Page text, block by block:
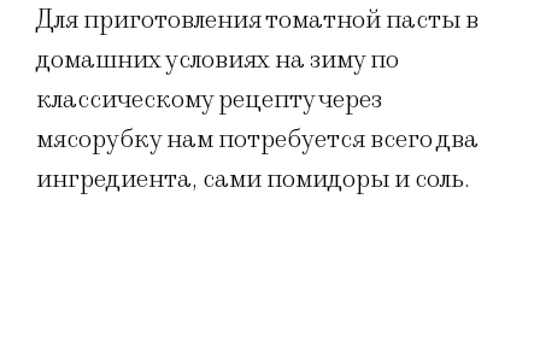
Для приготовления томатной пасты в
домашних условиях на зиму по
классическому рецепту через
мясорубку нам потребуется всего два
ингредиента, сами помидоры и соль.